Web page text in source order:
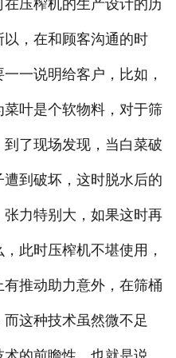
压榨机的生产设计的历
以，在和顾客沟通的时
一说明给客户，比如，
叶是个软物料，对于筛
了现场发现，当白菜破
到破坏，这时脱水后的
力特别大，如果这时再
此时压榨机不堪使用，
推动助力意外，在筛桶
这种技术虽然微不足